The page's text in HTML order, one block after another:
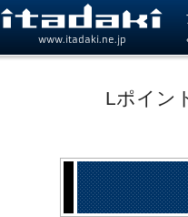
www.itadaki.ne.jp
Lポイン